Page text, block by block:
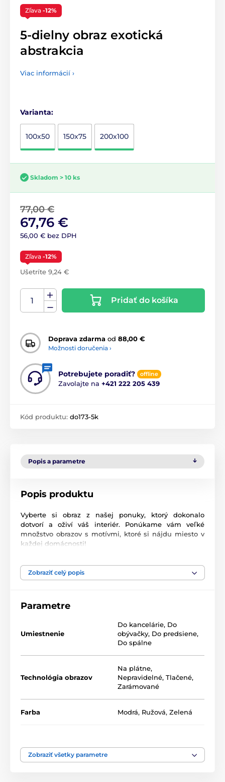
Zľava -12%
5-dielny obraz exotická
abstrakcia
Viac informácií ›
Varianta:
100x50 150x75 200x100
Skladom > 10 ks
77,00 €
67,76 €
56,00 € bez DPH
Zľava -12%
Ušetríte 9,24 €
Pridať do košíka
Doprava zdarma od 88,00 €
Možnosti doručenia ›
Potrebujete poradiť? offline
Zavolajte na +421 222 205 439
Kód produktu: do173-5k
Popis a parametre
Popis produktu
Vyberte si obraz z našej ponuky, ktorý dokonalo
dotvorí a oživí váš interiér. Ponúkame vám veľké
množstvo obrazov s motívmi, ktoré si nájdu miesto v
každej domácnosti!
(v cm):
Kvalita je pre nás dôležitá a preto sme pre naše obrazy
Zobraziť celý popis
Parametre
Umiestnenie
Do kancelárie, Do
obývačky, Do predsiene,
Do spálne
Technológia obrazov
Na plátne,
Nepravidelné, Tlačené,
Zarámované
Farba Modrá, Ružová, Zelená
Zobraziť všetky parametre